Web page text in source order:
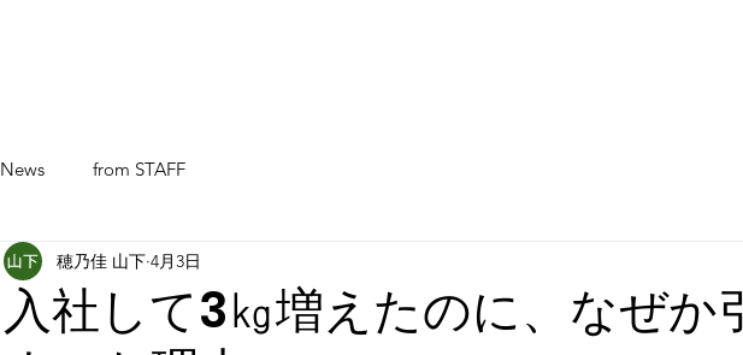
News from STAFF
入社して3㎏増えたのに、なぜか
穂乃佳 山下 4月3日